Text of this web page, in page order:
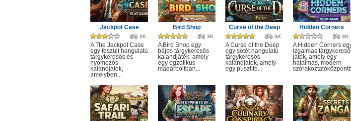
Jackpot Case
2K
A The Jackpot Case
egy feszült hangulatú
tárgykeresős és
nyomozós
kalandjáték,
amelyben...
Bird Shop
3K
A Bird Shop egy
bájos tárgykeresős
kalandjáték, amely
egy egzotikus
madárboltban...
Curse of the Deep
4K
A Curse of the Deep
egy sötét hangulatú
tárgykeresős
kalandjáték, amely
egy pusztító...
Hidden Corners
4K
A Hidden Corners
izgalmas
játék, amely egy
hatalmas, modern